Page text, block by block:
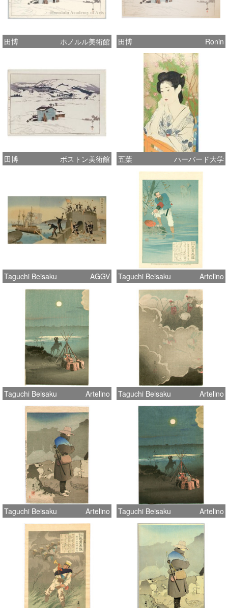
田博 ホノルル美術館 田博 Ronin
田博 ボストン美術館 五葉 ハーバード大学
Taguchi Beisaku AGGV Taguchi Beisaku Artelino
Taguchi Beisaku Artelino Taguchi Beisaku Artelino
Taguchi Beisaku Artelino Taguchi Beisaku Artelino